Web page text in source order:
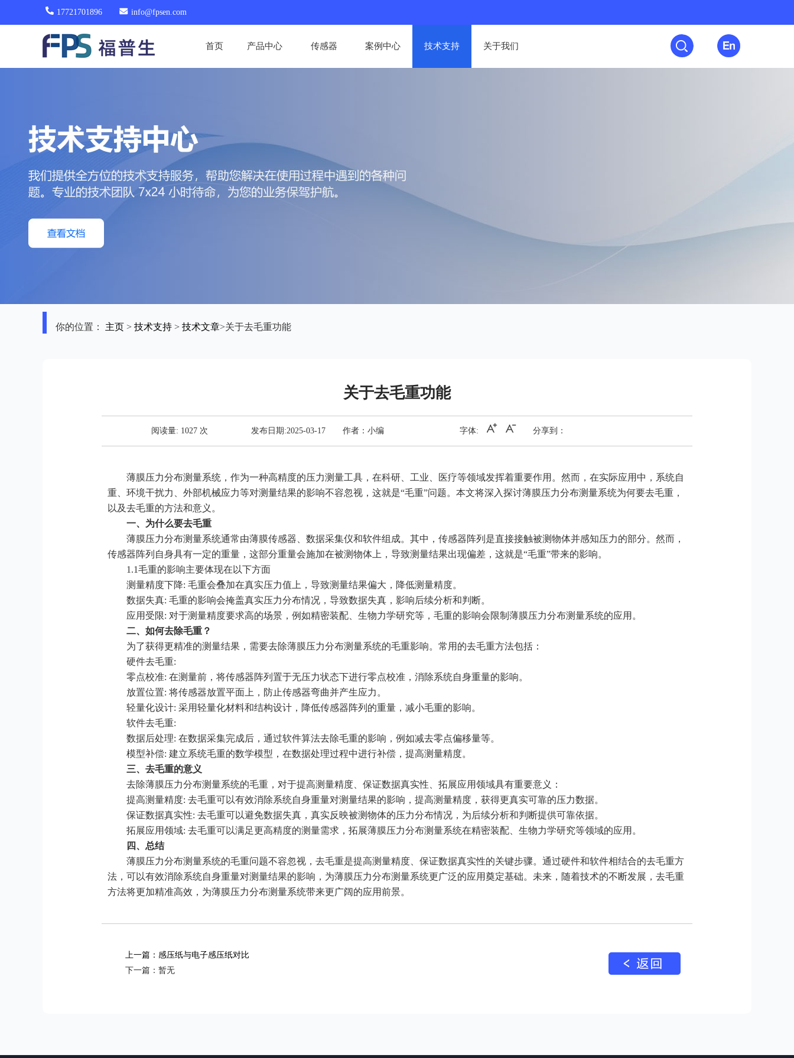
17721701896 info@fpsen.com
首页 产品中心 传感器 案例中心 技术支持 关于我们
你的位置： 主页 > 技术支持 > 技术文章>关于去毛重功能
关于去毛重功能
阅读量: 1027 次 发布日期:2025-03-17 作者：小编 字体: 分享到：
薄膜压力分布测量系统，作为一种高精度的压力测量工具，在科研、工业、医疗等领域发挥着重要作用。然而，在实际应用中，系统自
重、环境干扰力、外部机械应力等对测量结果的影响不容忽视，这就是“毛重”问题。本文将深入探讨薄膜压力分布测量系统为何要去毛重，
以及去毛重的方法和意义。
一、为什么要去毛重
薄膜压力分布测量系统通常由薄膜传感器、数据采集仪和软件组成。其中，传感器阵列是直接接触被测物体并感知压力的部分。然而，
传感器阵列自身具有一定的重量，这部分重量会施加在被测物体上，导致测量结果出现偏差，这就是“毛重”带来的影响。
1.1毛重的影响主要体现在以下方面
测量精度下降: 毛重会叠加在真实压力值上，导致测量结果偏大，降低测量精度。
数据失真: 毛重的影响会掩盖真实压力分布情况，导致数据失真，影响后续分析和判断。
应用受限: 对于测量精度要求高的场景，例如精密装配、生物力学研究等，毛重的影响会限制薄膜压力分布测量系统的应用。
二、如何去除毛重？
为了获得更精准的测量结果，需要去除薄膜压力分布测量系统的毛重影响。常用的去毛重方法包括：
硬件去毛重:
零点校准: 在测量前，将传感器阵列置于无压力状态下进行零点校准，消除系统自身重量的影响。
放置位置: 将传感器放置平面上，防止传感器弯曲并产生应力。
轻量化设计: 采用轻量化材料和结构设计，降低传感器阵列的重量，减小毛重的影响。
软件去毛重:
数据后处理: 在数据采集完成后，通过软件算法去除毛重的影响，例如减去零点偏移量等。
模型补偿: 建立系统毛重的数学模型，在数据处理过程中进行补偿，提高测量精度。
三、去毛重的意义
去除薄膜压力分布测量系统的毛重，对于提高测量精度、保证数据真实性、拓展应用领域具有重要意义：
提高测量精度: 去毛重可以有效消除系统自身重量对测量结果的影响，提高测量精度，获得更真实可靠的压力数据。
保证数据真实性: 去毛重可以避免数据失真，真实反映被测物体的压力分布情况，为后续分析和判断提供可靠依据。
拓展应用领域: 去毛重可以满足更高精度的测量需求，拓展薄膜压力分布测量系统在精密装配、生物力学研究等领域的应用。
四、总结
薄膜压力分布测量系统的毛重问题不容忽视，去毛重是提高测量精度、保证数据真实性的关键步骤。通过硬件和软件相结合的去毛重方
法，可以有效消除系统自身重量对测量结果的影响，为薄膜压力分布测量系统更广泛的应用奠定基础。未来，随着技术的不断发展，去毛重
方法将更加精准高效，为薄膜压力分布测量系统带来更广阔的应用前景。
上一篇：感压纸与电子感压纸对比
下一篇：暂无